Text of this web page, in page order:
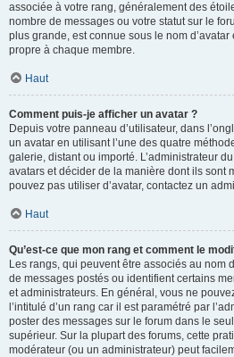
associée à votre rang, généralement des
nombre de messages ou votre statut sur le
plus grande, est connue sous le nom
propre à chaque membre.
Haut
Comment puis-je afficher un avatar ?
Depuis votre panneau d’utilisateur, dans
un avatar en utilisant l’une des quatre
galerie, distant ou importé. L’administrateur
avatars et décider de la manière dont ils sont
pouvez pas utiliser d’avatar, contactez un
Haut
Qu’est-ce que mon rang et comment le
Les rangs, qui peuvent être associés au nom
de messages postés ou identifient certains
et administrateurs. En général, vous ne
l’intitulé d’un rang car il est paramétré par
poster des messages sur le forum dans le
supérieur. Sur la plupart des forums, cette
modérateur (ou un administrateur) peut